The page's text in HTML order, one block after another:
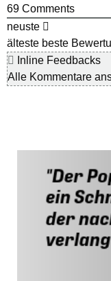
69 Comments
neuste
älteste beste
Inline Feedbacks
Alle Kommentare